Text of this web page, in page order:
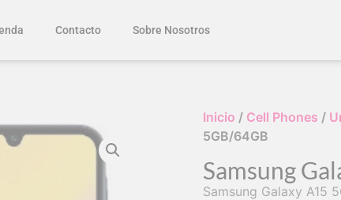
Contacto Sobre Nosotros
Inicio / Cell Phones /
5GB/64GB
Samsung
Samsung Galaxy A15